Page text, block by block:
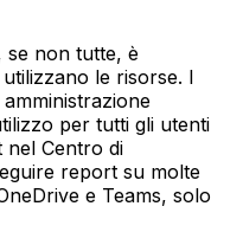
se non tutte, è
le risorse. I
per tutti gli utenti
nel Centro di
report su molte
e Teams, solo